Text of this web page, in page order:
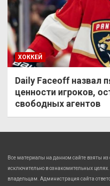
ХОККЕЙ
Daily Faceoff назвал
ценности игроков,
свободных агентов
Все материалы на данном сайте взяты
исключительно в ознакомительных
владельцам. Администрация сайта